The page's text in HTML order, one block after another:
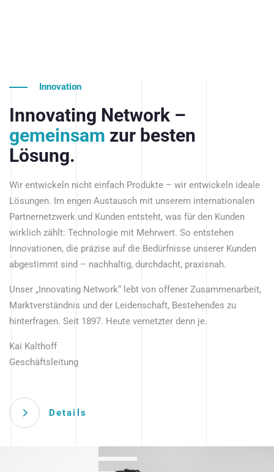
Innovation
Innovating Network –
gemeinsam zur besten
Lösung.
Wir entwickeln nicht einfach Produkte – wir entwickeln ideale
Lösungen. Im engen Austausch mit unserem internationalen
Partnernetzwerk und Kunden entsteht, was für den Kunden
wirklich zählt: Technologie mit Mehrwert. So entstehen
Innovationen, die präzise auf die Bedürfnisse unserer Kunden
abgestimmt sind – nachhaltig, durchdacht, praxisnah.
Unser „Innovating Network“ lebt von offener Zusammenarbeit,
Marktverständnis und der Leidenschaft, Bestehendes zu
hinterfragen. Seit 1897. Heute vernetzter denn je.
Kai Kalthoff
Geschäftsleitung
Details